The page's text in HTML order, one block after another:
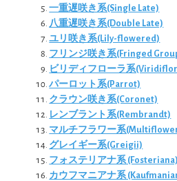
一重遅咲き系(Single Late)
八重遅咲き系(Double Late)
ユリ咲き系(Lily-flowered)
フリンジ咲き系(Fringed
ビリディフローラ系
パーロット系(Parrot)
クラウン咲き系(Coronet)
レンブラント系(Rembrandt)
マルチフラワー系
グレイギー系(Greigii)
フォステリアナ系 (Fosteriana)
カウフマニアナ系